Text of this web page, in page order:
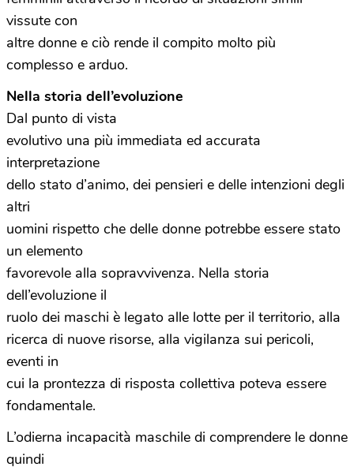
vissute con
altre donne e ciò rende il compito molto più
complesso e arduo.
Nella storia dell’evoluzione
Dal punto di vista
evolutivo una più immediata ed accurata
interpretazione
dello stato d’animo, dei pensieri e delle intenzioni degli
altri
uomini rispetto che delle donne potrebbe essere stato
un elemento
favorevole alla sopravvivenza. Nella storia
dell’evoluzione il
ruolo dei maschi è legato alle lotte per il territorio, alla
ricerca di nuove risorse, alla vigilanza sui pericoli,
eventi in
cui la prontezza di risposta collettiva poteva essere
fondamentale.
L’odierna incapacità maschile di comprendere le donne
quindi